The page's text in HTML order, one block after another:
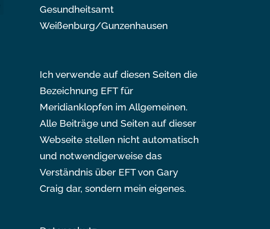
Gesundheitsamt
Weißenburg/Gunzenhausen
Ich verwende auf diesen Seiten die
Bezeichnung EFT für
Meridianklopfen im Allgemeinen.
Alle Beiträge und Seiten auf dieser
Webseite stellen nicht automatisch
und notwendigerweise das
Verständnis über EFT von Gary
Craig dar, sondern mein eigenes.